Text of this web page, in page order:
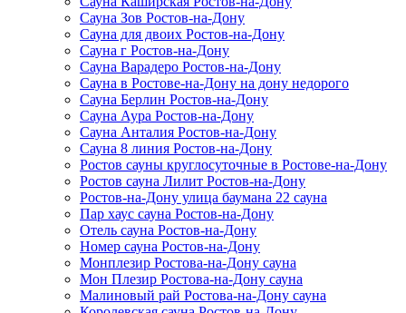
Сауна Зов Ростов-на-Дону
Сауна для двоих Ростов-на-Дону
Сауна г Ростов-на-Дону
Сауна Варадеро Ростов-на-Дону
Сауна в Ростове-на-Дону на дону недорого
Сауна Берлин Ростов-на-Дону
Сауна Аура Ростов-на-Дону
Сауна Анталия Ростов-на-Дону
Сауна 8 линия Ростов-на-Дону
Ростов сауны круглосуточные в Ростове-на-Дону
Ростов сауна Лилит Ростов-на-Дону
Ростов-на-Дону улица баумана 22 сауна
Пар хаус сауна Ростов-на-Дону
Отель сауна Ростов-на-Дону
Номер сауна Ростов-на-Дону
Монплезир Ростова-на-Дону сауна
Мон Плезир Ростова-на-Дону сауна
Малиновый рай Ростова-на-Дону сауна